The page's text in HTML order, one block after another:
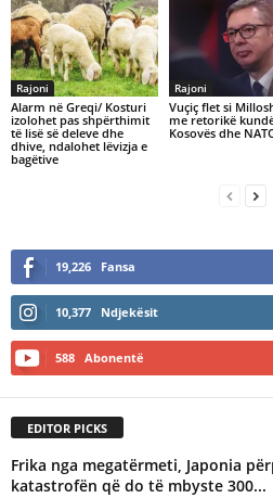
Rajoni
Alarm në Greqi/ Kosturi
izolohet pas shpërthimit
të lisë së deleve dhe
dhive, ndalohet lëvizja e
bagëtive
Rajoni
​Vuçiç flet si
me retorikë
Kosovës dhe
19,226 Fansa
10,377 Ndjekësit
588 Abonentë
EDITOR PICKS
Frika nga megatërmeti, Japonia
katastrofën që do të mbyste 300...